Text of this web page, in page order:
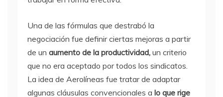
Una de las fórmulas que destrabó la
negociación fue definir ciertas mejoras a partir
de un aumento de la productividad, un criterio
que no era aceptado por todos los sindicatos.
La idea de Aerolíneas fue tratar de adaptar
algunas cláusulas convencionales a lo que rige